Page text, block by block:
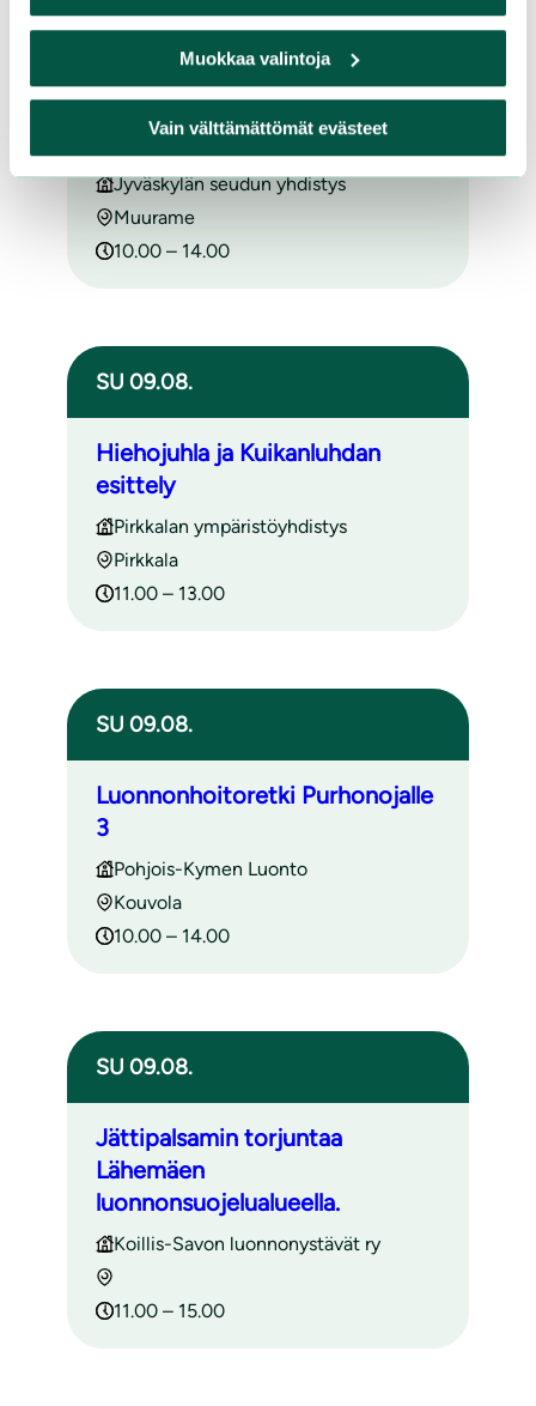
Muokkaa valintoja
Vain välttämättömät evästeet
SU 09.08.
Hetteen niittotalkoot su
9.8.2026
Jyväskylän seudun yhdistys
Muurame
10.00 – 14.00
SU 09.08.
Hiehojuhla ja Kuikanluhdan
esittely
Pirkkalan ympäristöyhdistys
Pirkkala
11.00 – 13.00
SU 09.08.
Luonnonhoitoretki Purhonojalle
3
Pohjois-Kymen Luonto
Kouvola
10.00 – 14.00
SU 09.08.
Jättipalsamin torjuntaa
Lähemäen
luonnonsuojelualueella.
Koillis-Savon luonnonystävät ry
11.00 – 15.00